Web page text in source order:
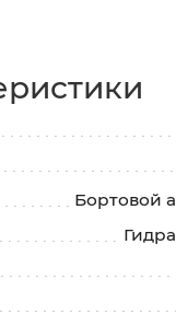
Бортовой